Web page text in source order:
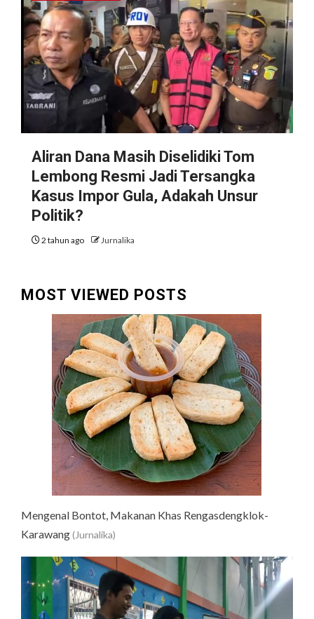
Aliran Dana Masih Diselidiki Tom
Lembong Resmi Jadi Tersangka
Kasus Impor Gula, Adakah Unsur
Politik?
2 tahun ago Jurnalika
MOST VIEWED POSTS
Mengenal Bontot, Makanan Khas Rengasdengklok-
Karawang(Jurnalika)